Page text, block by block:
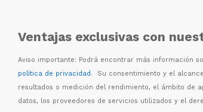
Ventajas exclusivas con
Aviso importante: Podrá encontrar más información
política de privacidad. Su consentimiento y el
resultados o medición del rendimiento, el ámbito de
datos, los proveedores de servicios utilizados y el